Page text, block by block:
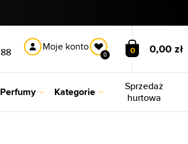
Moje konto
0 0 0,00 zł
Perfumy Kategorie
Sprzedaż
hurtowa